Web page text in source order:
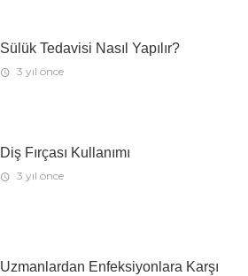
Sülük Tedavisi Nasıl Yapılır?
3 yıl önce
Diş Fırçası Kullanımı
3 yıl önce
Uzmanlardan Enfeksiyonlara Karşı